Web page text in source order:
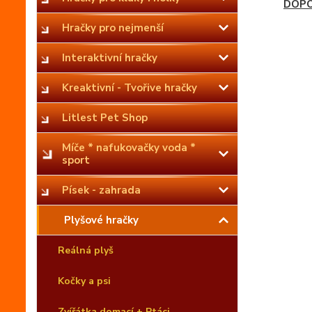
Hračky pro nejmenší
Interaktivní hračky
Kreaktivní - Tvořive hračky
Litlest Pet Shop
Míče * nafukovačky voda *
sport
Písek - zahrada
Plyšové hračky
Reálná plyš
Kočky a psi